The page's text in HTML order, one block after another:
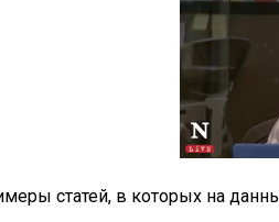
статей, в которых на